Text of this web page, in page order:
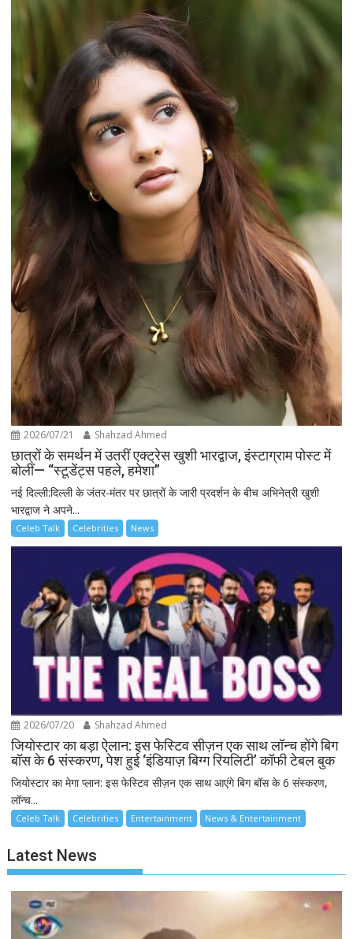
2026/07/21 Shahzad Ahmed
छात्रों के समर्थन में उतरीं एक्ट्रेस खुशी भारद्वाज, इंस्टाग्राम पोस्ट में
बोलीं— “स्टूडेंट्स पहले, हमेशा”
नई दिल्ली:दिल्ली के जंतर-मंतर पर छात्रों के जारी प्रदर्शन के बीच अभिनेत्री खुशी
भारद्वाज ने अपने...
Celeb Talk Celebrities News
2026/07/20 Shahzad Ahmed
जियोस्टार का बड़ा ऐलान: इस फेस्टिव सीज़न एक साथ लॉन्च होंगे बिग
बॉस के 6 संस्करण, पेश हुई ‘इंडियाज़ बिग्ग रियलिटी’ कॉफी टेबल बुक
जियोस्टार का मेगा प्लान: इस फेस्टिव सीज़न एक साथ आएंगे बिग बॉस के 6 संस्करण,
लॉन्च...
Celeb Talk Celebrities Entertainment News & Entertainment
Latest News